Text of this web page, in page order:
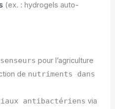
(ex. : hydrogels auto-
pour l’agriculture
de nutriments dans
antibactériens via